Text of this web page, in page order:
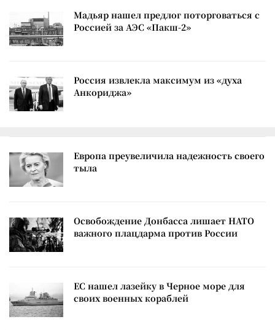
Мадьяр нашел предлог поторговаться с
Россией за АЭС «Пакш-2»
Россия извлекла максимум из «духа
Анкориджа»
Европа преувеличила надежность своего
тыла
Освобождение Донбасса лишает НАТО
важного плацдарма против России
ЕС нашел лазейку в Черное море для
своих военных кораблей